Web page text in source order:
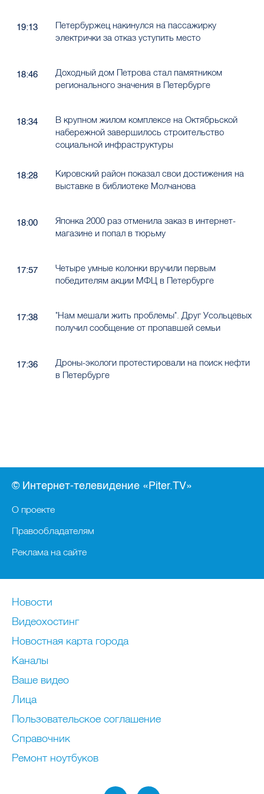
19:13
Петербуржец накинулся на пассажирку
электрички за отказ уступить место
18:46
Доходный дом Петрова стал памятником
регионального значения в Петербурге
18:34
В крупном жилом комплексе на Октябрьской
набережной завершилось строительство
социальной инфраструктуры
18:28
Кировский район показал свои достижения на
выставке в библиотеке Молчанова
18:00
Японка 2000 раз отменила заказ в интернет-
магазине и попал в тюрьму
17:57
Четыре умные колонки вручили первым
победителям акции МФЦ в Петербурге
17:38
"Нам мешали жить проблемы". Друг Усольцевых
получил сообщение от пропавшей семьи
17:36
Дроны-экологи протестировали на поиск нефти
в Петербурге
© Интернет-телевидение «Piter.TV»
О проекте
Правообладателям
Реклама на сайте
Новости
Видеохостинг
Новостная карта города
Каналы
Ваше видео
Лица
Пользовательское соглашение
Справочник
Ремонт нoутбуков